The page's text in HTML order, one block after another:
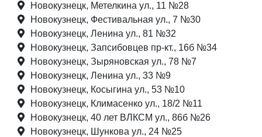
Новокузнецк, Метелкина ул., 11 №28
Новокузнецк, Фестивальная ул., 7 №30
Новокузнецк, Ленина ул., 81 №32
Новокузнецк, Запсибовцев пр-кт., 16б №34
Новокузнецк, Зыряновская ул., 78 №7
Новокузнецк, Ленина ул., 33 №9
Новокузнецк, Косыгина ул., 53 №10
Новокузнецк, Климасенко ул., 18/2 №11
Новокузнецк, 40 лет ВЛКСМ ул., 86б №26
Новокузнецк, Шункова ул., 24 №25